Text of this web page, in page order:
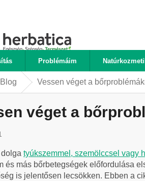
Problémáim
Blog Vessen véget a
véget a
tyúkszemmel, szemölccsel vagy
és más bőrbetegségek előfordulása
is jelentősen lecsökken. Ebben a